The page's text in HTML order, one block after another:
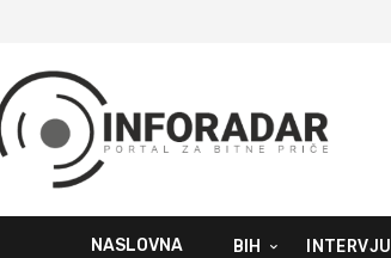
NASLOVNA BIH INTERVJU